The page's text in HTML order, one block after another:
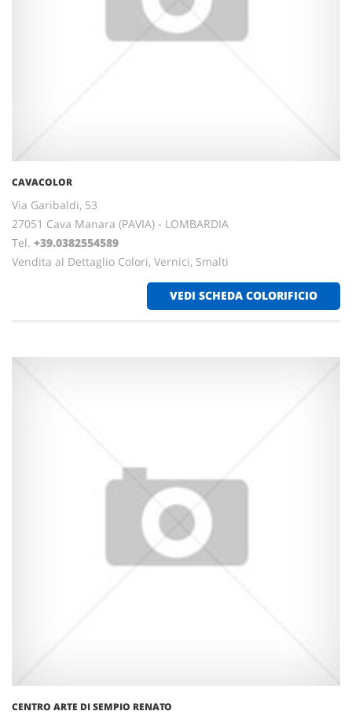
CAVACOLOR
Via Garibaldi, 53
27051 Cava Manara (PAVIA) - LOMBARDIA
Tel. +39.0382554589
Vendita al Dettaglio Colori, Vernici, Smalti
VEDI SCHEDA COLORIFICIO
CENTRO ARTE DI SEMPIO RENATO